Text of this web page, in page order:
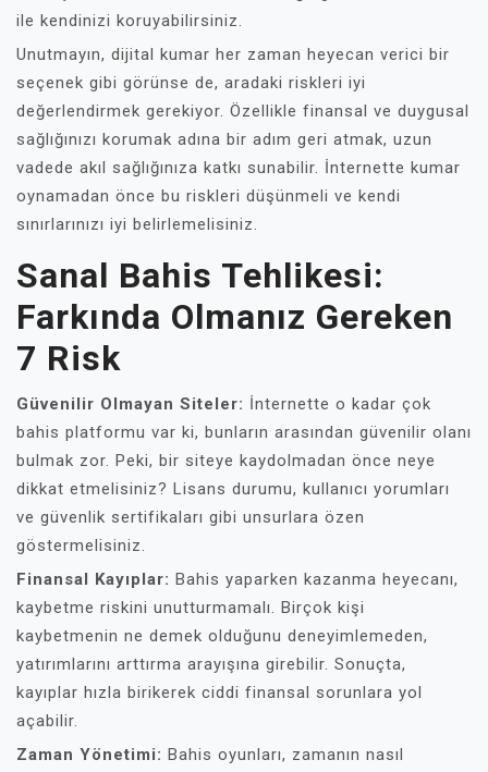
ile kendinizi koruyabilirsiniz.
Unutmayın, dijital kumar her zaman heyecan verici bir
seçenek gibi görünse de, aradaki riskleri iyi
değerlendirmek gerekiyor. Özellikle finansal ve duygusal
sağlığınızı korumak adına bir adım geri atmak, uzun
vadede akıl sağlığınıza katkı sunabilir. İnternette kumar
oynamadan önce bu riskleri düşünmeli ve kendi
sınırlarınızı iyi belirlemelisiniz.
Sanal Bahis Tehlikesi:
Farkında Olmanız Gereken
7 Risk
Güvenilir Olmayan Siteler: İnternette o kadar çok
bahis platformu var ki, bunların arasından güvenilir olanı
bulmak zor. Peki, bir siteye kaydolmadan önce neye
dikkat etmelisiniz? Lisans durumu, kullanıcı yorumları
ve güvenlik sertifikaları gibi unsurlara özen
göstermelisiniz.
Finansal Kayıplar: Bahis yaparken kazanma heyecanı,
kaybetme riskini unutturmamalı. Birçok kişi
kaybetmenin ne demek olduğunu deneyimlemeden,
yatırımlarını arttırma arayışına girebilir. Sonuçta,
kayıplar hızla birikerek ciddi finansal sorunlara yol
açabilir.
Zaman Yönetimi: Bahis oyunları, zamanın nasıl